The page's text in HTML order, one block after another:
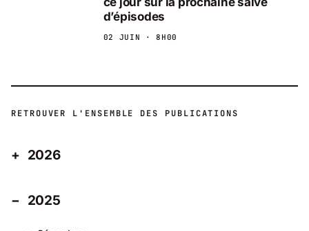
d’épisodes
02 JUIN · 8H00
RETROUVER L'ENSEMBLE DES PUBLICATIONS
2026
2025